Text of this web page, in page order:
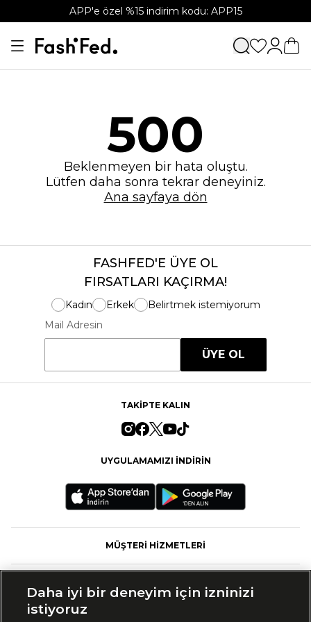
APP'e özel %15 indirim kodu: APP15
500
Beklenmeyen bir hata oluştu.
Lütfen daha sonra tekrar deneyiniz.
Ana sayfaya dön
FASHFED'E ÜYE OL
FIRSATLARI KAÇIRMA!
Kadın Erkek
Belirtmek istemiyorum
Mail Adresin
ÜYE OL
TAKİPTE KALIN
UYGULAMAMIZI İNDİRİN
MÜŞTERİ HİZMETLERİ
Daha iyi bir deneyim için izninizi
istiyoruz